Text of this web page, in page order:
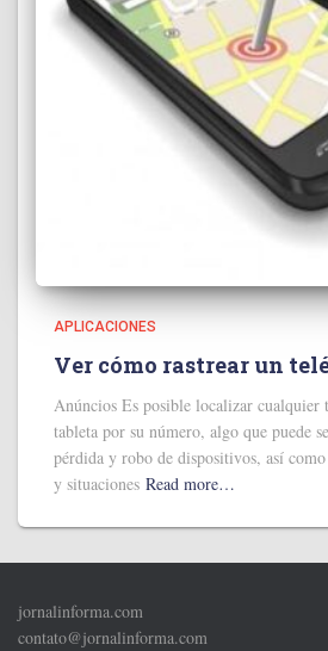
APLICACIONES
Ver cómo rastrear un
Anúncios Es posible localizar
tableta por su número, algo que puede
pérdida y robo de dispositivos, así
y situaciones Read more…
jornalinforma.com
contato@jornalinforma.com